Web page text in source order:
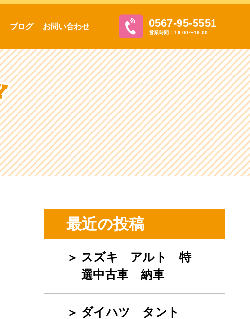
ブログ お問い合わせ 0567-95-5551
営業時間：10:00〜19:00
最近の投稿
スズキ アルト 特
選中古車 納車
ダイハツ タント